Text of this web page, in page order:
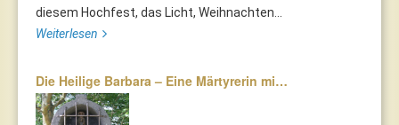
diesem Hochfest, das Licht, Weihnachten...
Weiterlesen
Die Heilige Barbara – Eine Märtyrerin mi…